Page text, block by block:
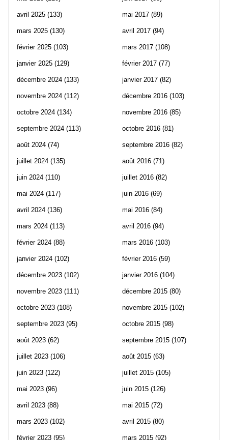
avril 2025 (133)
mars 2025 (130)
février 2025 (103)
janvier 2025 (129)
décembre 2024 (133)
novembre 2024 (112)
octobre 2024 (134)
septembre 2024 (113)
août 2024 (74)
juillet 2024 (135)
juin 2024 (110)
mai 2024 (117)
avril 2024 (136)
mars 2024 (113)
février 2024 (88)
janvier 2024 (102)
décembre 2023 (102)
novembre 2023 (111)
octobre 2023 (108)
septembre 2023 (95)
août 2023 (62)
juillet 2023 (106)
juin 2023 (122)
mai 2023 (96)
avril 2023 (88)
mars 2023 (102)
février 2023 (95)
mai 2017 (89)
avril 2017 (94)
mars 2017 (108)
février 2017 (77)
janvier 2017 (82)
décembre 2016 (103)
novembre 2016 (85)
octobre 2016 (81)
septembre 2016 (82)
août 2016 (71)
juillet 2016 (82)
juin 2016 (69)
mai 2016 (84)
avril 2016 (94)
mars 2016 (103)
février 2016 (59)
janvier 2016 (104)
décembre 2015 (80)
novembre 2015 (102)
octobre 2015 (98)
septembre 2015 (107)
août 2015 (63)
juillet 2015 (105)
juin 2015 (126)
mai 2015 (72)
avril 2015 (80)
mars 2015 (92)